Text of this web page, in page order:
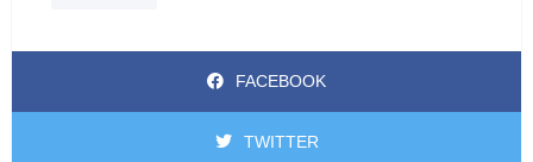
FACEBOOK
TWITTER